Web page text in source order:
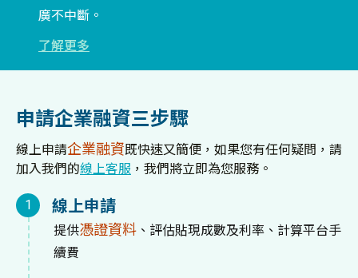
廣不中斷。
了解更多
申請企業融資三步驟
線上申請企業融資既快速又簡便，如果您有任何疑問，請
加入我們的線上客服 ，我們將立即為您服務。
1 線上申請
提供憑證資料 、評估貼現成數及利率、計算平台手
續費